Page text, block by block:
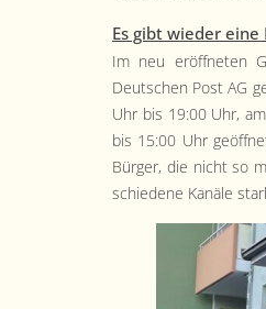
Es gibt wieder
Im neu eröffneten
Deutschen Post AG
Uhr bis 19:00 Uhr,
bis 15:00 Uhr
Bürg­er, die nicht so
schiedene Kanäle